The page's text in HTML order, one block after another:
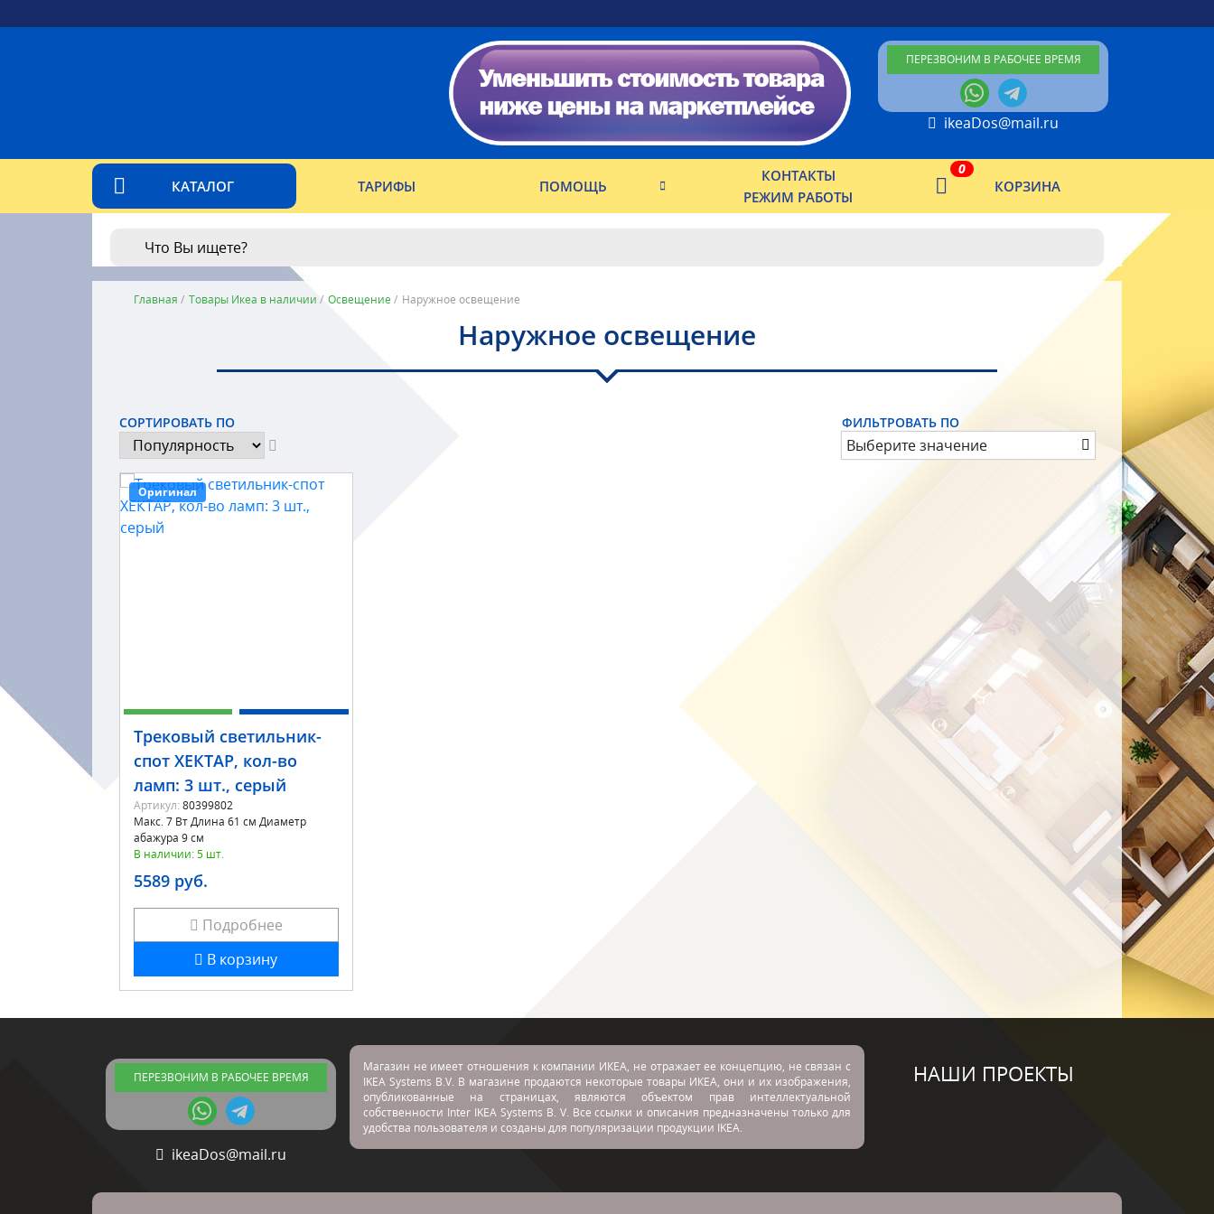
ПЕРЕЗВОНИМ В РАБОЧЕЕ ВРЕМЯ
ikeaDos@mail.ru
КАТАЛОГ ТАРИФЫ ПОМОЩЬ
КОНТАКТЫ
РЕЖИМ РАБОТЫ
КОРЗИНА
0
Главная / Товары Икеа в наличии / Освещение / Наружное освещение
Наружное освещение
СОРТИРОВАТЬ ПО ФИЛЬТРОВАТЬ ПО
Выберите значение
Оригинал
Трековый светильник-
спот ХЕКТАР, кол-во
ламп: 3 шт., серый
Артикул: 80399802
Макс. 7 Вт Длина 61 см Диаметр
абажура 9 см
В наличии: 5 шт.
5589 руб.
Подробнее
В корзину
ПЕРЕЗВОНИМ В РАБОЧЕЕ ВРЕМЯ
ikeaDos@mail.ru
Магазин не имеет отношения к компании ИКЕА, не отражает ее концепцию, не связан с
IKEA Systems B.V. В магазине продаются некоторые товары ИКЕА, они и их изображения,
опубликованные на страницах, являются объектом прав интеллектуальной
собственности Inter IKEA Systems B. V. Все ссылки и описания предназначены только для
удобства пользователя и созданы для популяризации продукции IKEA.
НАШИ ПРОЕКТЫ